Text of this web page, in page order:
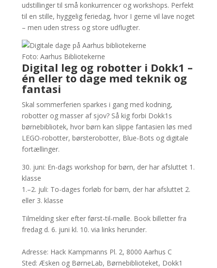
udstillinger til små konkurrencer og workshops. Perfekt
til en stille, hyggelig feriedag, hvor I gerne vil lave noget
– men uden stress og store udflugter.
Foto: Aarhus Bibliotekerne
Digital leg og robotter i Dokk1 –
én eller to dage med teknik og
fantasi
Skal sommerferien sparkes i gang med kodning,
robotter og masser af sjov? Så kig forbi Dokk1s
børnebibliotek, hvor børn kan slippe fantasien løs med
LEGO-robotter, børsterobotter, Blue-Bots og digitale
fortællinger.
30. juni: En-dags workshop for børn, der har afsluttet 1.
klasse
1.–2. juli: To-dages forløb for børn, der har afsluttet 2.
eller 3. klasse
Tilmelding sker efter først-til-mølle. Book billetter fra
fredag d. 6. juni kl. 10. via links herunder.
Adresse: Hack Kampmanns Pl. 2, 8000 Aarhus C
Sted: Æsken og BørneLab, Børnebiblioteket, Dokk1